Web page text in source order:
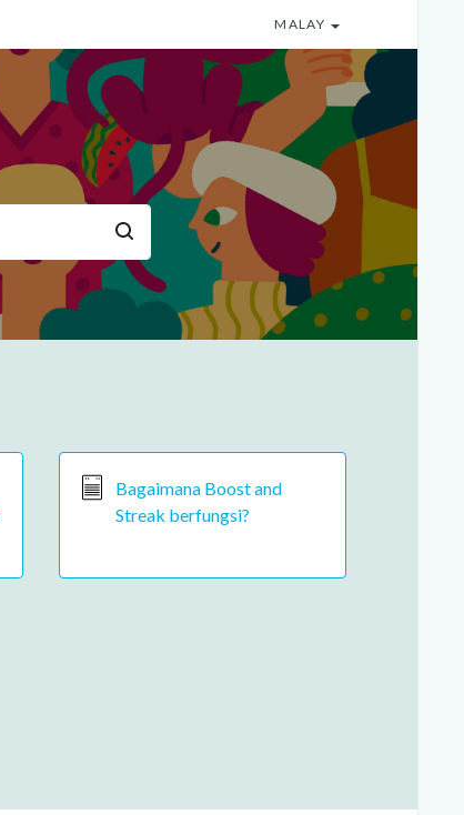
MALAY
Bagaimana Boost and
Streak berfungsi?